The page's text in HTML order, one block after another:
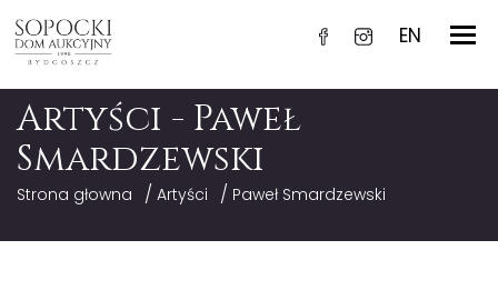
EN
Artyści - Paweł
Smardzewski
Strona głowna / Artyści / Paweł Smardzewski